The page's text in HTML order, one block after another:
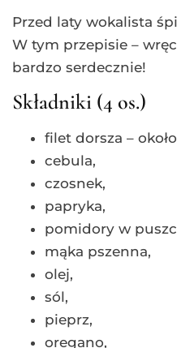
Przed laty wokalista
W tym przepisie –
bardzo serdecznie!
Składniki (4 os.)
filet dorsza –
cebula,
czosnek,
papryka,
pomidory w
mąka pszenna,
olej,
sól,
pieprz,
oregano,